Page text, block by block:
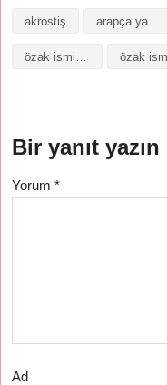
akrostiş arapça yazılışı
özak isminin baş harfleriyle şiir
Bir yanıt yazın
Yorum*
Ad